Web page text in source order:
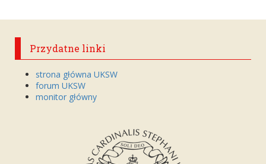
Przydatne linki
strona główna UKSW
forum UKSW
monitor główny